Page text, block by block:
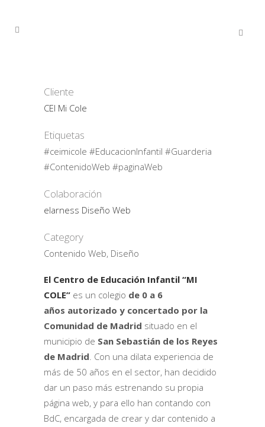
Cliente
CEI Mi Cole
Etiquetas
#ceimicole #EducacionInfantil #Guarderia
#ContenidoWeb #paginaWeb
Colaboración
elarness Diseño Web
Category
Contenido Web, Diseño
El Centro de Educación Infantil “MI
COLE” es un colegio de 0 a 6
años autorizado y concertado por la
Comunidad de Madrid situado en el
municipio de San Sebastián de los Reyes
de Madrid. Con una dilata experiencia de
más de 50 años en el sector, han decidido
dar un paso más estrenando su propia
página web, y para ello han contando con
BdC, encargada de crear y dar contenido a